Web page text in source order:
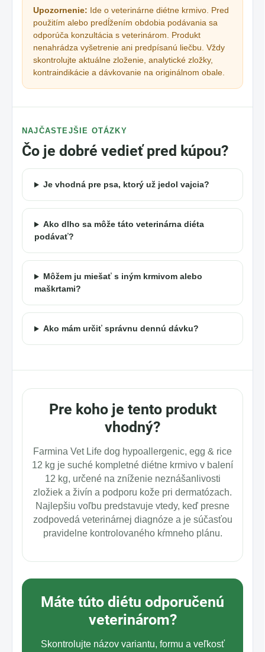
Upozornenie: Ide o veterinárne diétne krmivo. Pred
použitím alebo predĺžením obdobia podávania sa
odporúča konzultácia s veterinárom. Produkt
nenahrádza vyšetrenie ani predpísanú liečbu. Vždy
skontrolujte aktuálne zloženie, analytické zložky,
kontraindikácie a dávkovanie na originálnom obale.
NAJČASTEJŠIE OTÁZKY
Čo je dobré vedieť pred kúpou?
Je vhodná pre psa, ktorý už jedol vajcia?
Ako dlho sa môže táto veterinárna diéta
podávať?
Môžem ju miešať s iným krmivom alebo
maškrtami?
Ako mám určiť správnu dennú dávku?
Pre koho je tento produkt
vhodný?
Farmina Vet Life dog hypoallergenic, egg & rice
12 kg je suché kompletné diétne krmivo v balení
12 kg, určené na zníženie neznášanlivosti
zložiek a živín a podporu kože pri dermatózach.
Najlepšiu voľbu predstavuje vtedy, keď presne
zodpovedá veterinárnej diagnóze a je súčasťou
pravidelne kontrolovaného kŕmneho plánu.
Máte túto diétu odporučenú
veterinárom?
Skontrolujte názov variantu, formu a veľkosť